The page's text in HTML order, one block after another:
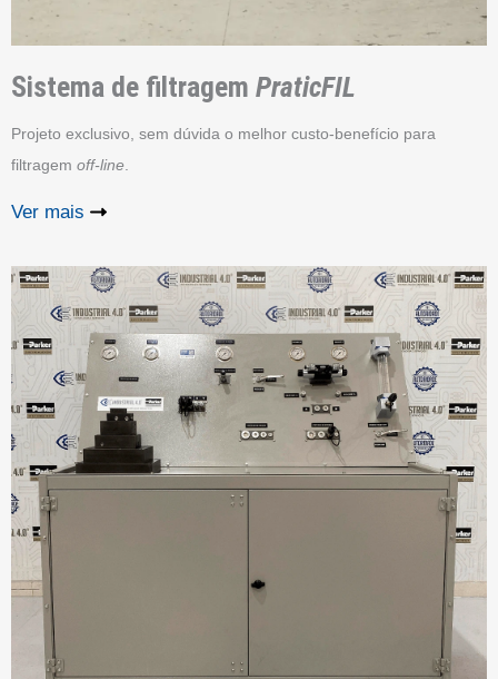
Sistema de filtragem PraticFIL
Projeto exclusivo, sem dúvida o melhor custo-benefício para
filtragem off-line
Ver mais